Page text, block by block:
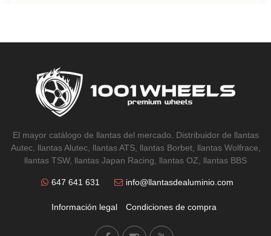
El mayor catálogo de llantas del mercado. Distribuidor de llantas
Autec, llantas Alutec, llantas ATS, llantas Borbet, llantas Wolfrace,
llantas TSW, llantas Japan Racing, llantas OZ, llantas BBS
647 641 631 info@llantasdealuminio.com
Información legal Condiciones de compra